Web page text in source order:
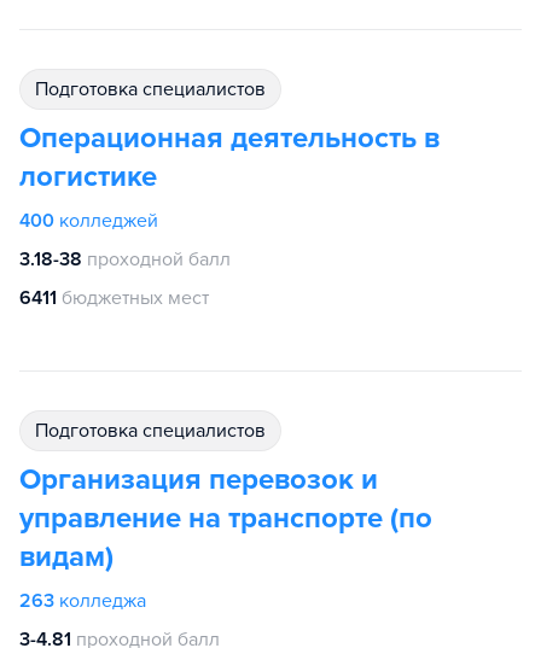
подготовка специалистов
Операционная деятельность в
логистике
400 колледжей
3.18-38 проходной балл
6411 бюджетных мест
подготовка специалистов
Организация перевозок и
управление на транспорте (по
видам)
263 колледжа
3-4.81 проходной балл